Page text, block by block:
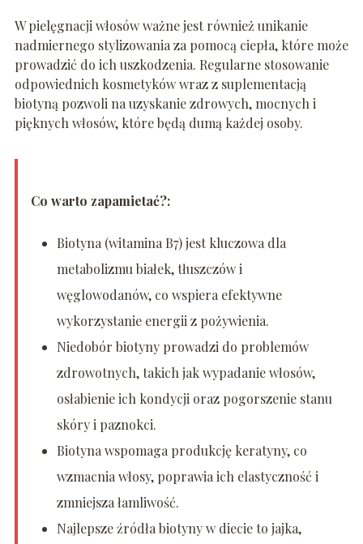
W pielęgnacji włosów ważne jest również unikanie
nadmiernego stylizowania za pomocą ciepła, które może
prowadzić do ich uszkodzenia. Regularne stosowanie
odpowiednich kosmetyków wraz z suplementacją
biotyną pozwoli na uzyskanie zdrowych, mocnych i
pięknych włosów, które będą dumą każdej osoby.
Co warto zapamietać?:
Biotyna (witamina B7) jest kluczowa dla
metabolizmu białek, tłuszczów i
węglowodanów, co wspiera efektywne
wykorzystanie energii z pożywienia.
Niedobór biotyny prowadzi do problemów
zdrowotnych, takich jak wypadanie włosów,
osłabienie ich kondycji oraz pogorszenie stanu
skóry i paznokci.
Biotyna wspomaga produkcję keratyny, co
wzmacnia włosy, poprawia ich elastyczność i
zmniejsza łamliwość.
Najlepsze źródła biotyny w diecie to jajka,